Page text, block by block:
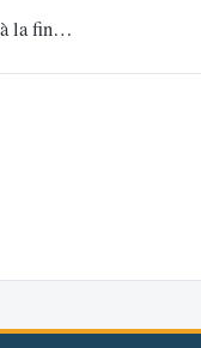
à la fin…